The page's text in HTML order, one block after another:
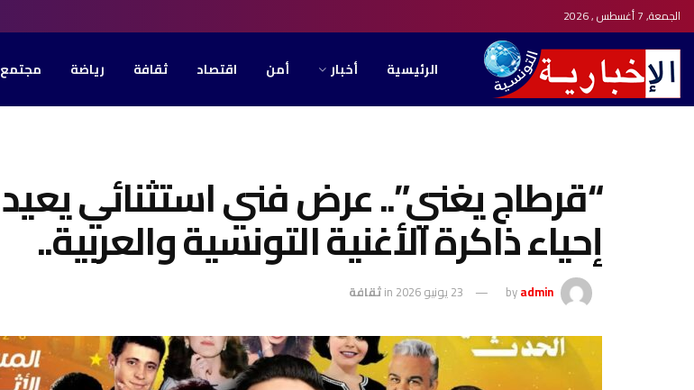
الجمعة, 7 أغسطس , 2026
الرئيسية أخبار أمن اقتصاد ثقافة رياضة مجتمع
“قرطاج يغني”.. عرض فني استثنائي يعيد
إحياء ذاكرة الأغنية التونسية والعربية..
byadmin 23 يونيو 2026 inثقافة